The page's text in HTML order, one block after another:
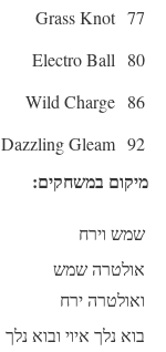
77
Grass Knot
80
Electro Ball
86
Wild Charge
92
Dazzling Gleam
מיקום במשחקים:
שמש וירח
אולטרה שמש
ואולטרה ירח
בוא נלך איוי ובוא נלך